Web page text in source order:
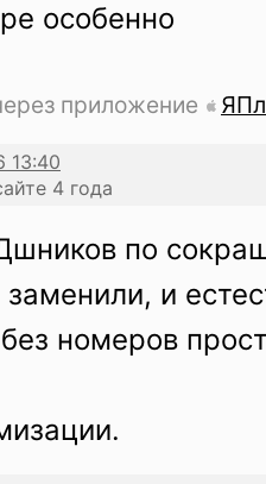
особенно
приложение
4 года
по
и
номеров